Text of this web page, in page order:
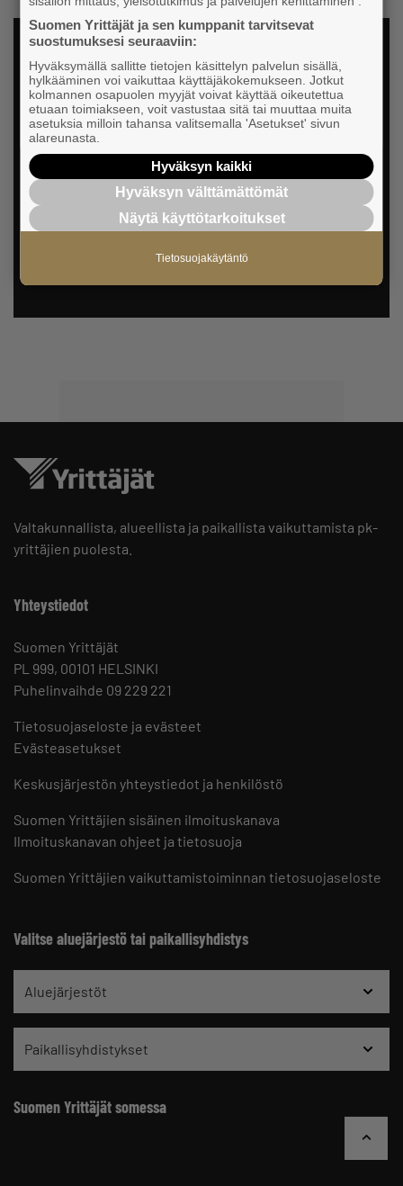
Lataa Aika rakastua Yrittäjiin: Jäsenen edut ja
hyödyt (pdf)
Valtakunnallista, alueellista ja paikallista vaikuttamista pk-
yrittäjien puolesta.
Yhteystiedot
Suomen Yrittäjät
PL 999, 00101 HELSINKI
Puhelinvaihde 09 229 221
Tietosuojaseloste ja evästeet
Evästeasetukset
Keskusjärjestön yhteystiedot ja henkilöstö
Suomen Yrittäjien sisäinen ilmoituskanava
Ilmoituskanavan ohjeet ja tietosuoja
Suomen Yrittäjien vaikuttamistoiminnan tietosuojaseloste
Valitse aluejärjestö tai paikallisyhdistys
Aluejärjestöt
Paikallisyhdistykset
Suomen Yrittäjät somessa
Suomen Yrittäjät ja sen kumppanit tarvitsevat
suostumuksesi seuraaviin:
Hyväksymällä sallitte tietojen käsittelyn palvelun sisällä,
hylkääminen voi vaikuttaa käyttäjäkokemukseen. Jotkut
kolmannen osapuolen myyjät voivat käyttää oikeutettua
etuaan toimiakseen, voit vastustaa sitä tai muuttaa muita
asetuksia milloin tahansa valitsemalla 'Asetukset' sivun
alareunasta.
Hyväksyn kaikki
Hyväksyn välttämättömät
Näytä käyttötarkoitukset
Tietosuojakäytäntö